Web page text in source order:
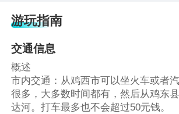
游玩指南
交通信息
概述
市内交通：从鸡西市可以坐火车或者
很多，大多数时间都有，然后从鸡东
达河。打车最多也不会超过50元钱。